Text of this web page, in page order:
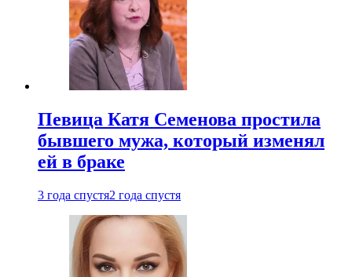
Певица Катя Семенова простила
бывшего мужа, который изменял
ей в браке
3 года спустя2 года спустя